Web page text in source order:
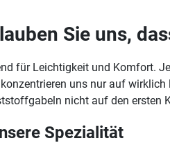
Sie uns,
für Leichtigkeit und Komfort.
uns nur auf
nicht auf den
Spezialität